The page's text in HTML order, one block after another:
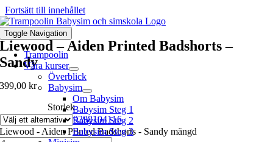
Fortsätt till innehållet
Toggle Navigation
Trampoolin
Våra kurser
Överblick
Babysim
Om Babysim
Babysim Steg 1
Babysim Steg 2
Babysim Steg 3
Liewood – Aiden Printed Badshorts –
Sandy
399,00kr
Storlek
9298104116
Liewood - Aiden Printed Badshorts - Sandy mängd